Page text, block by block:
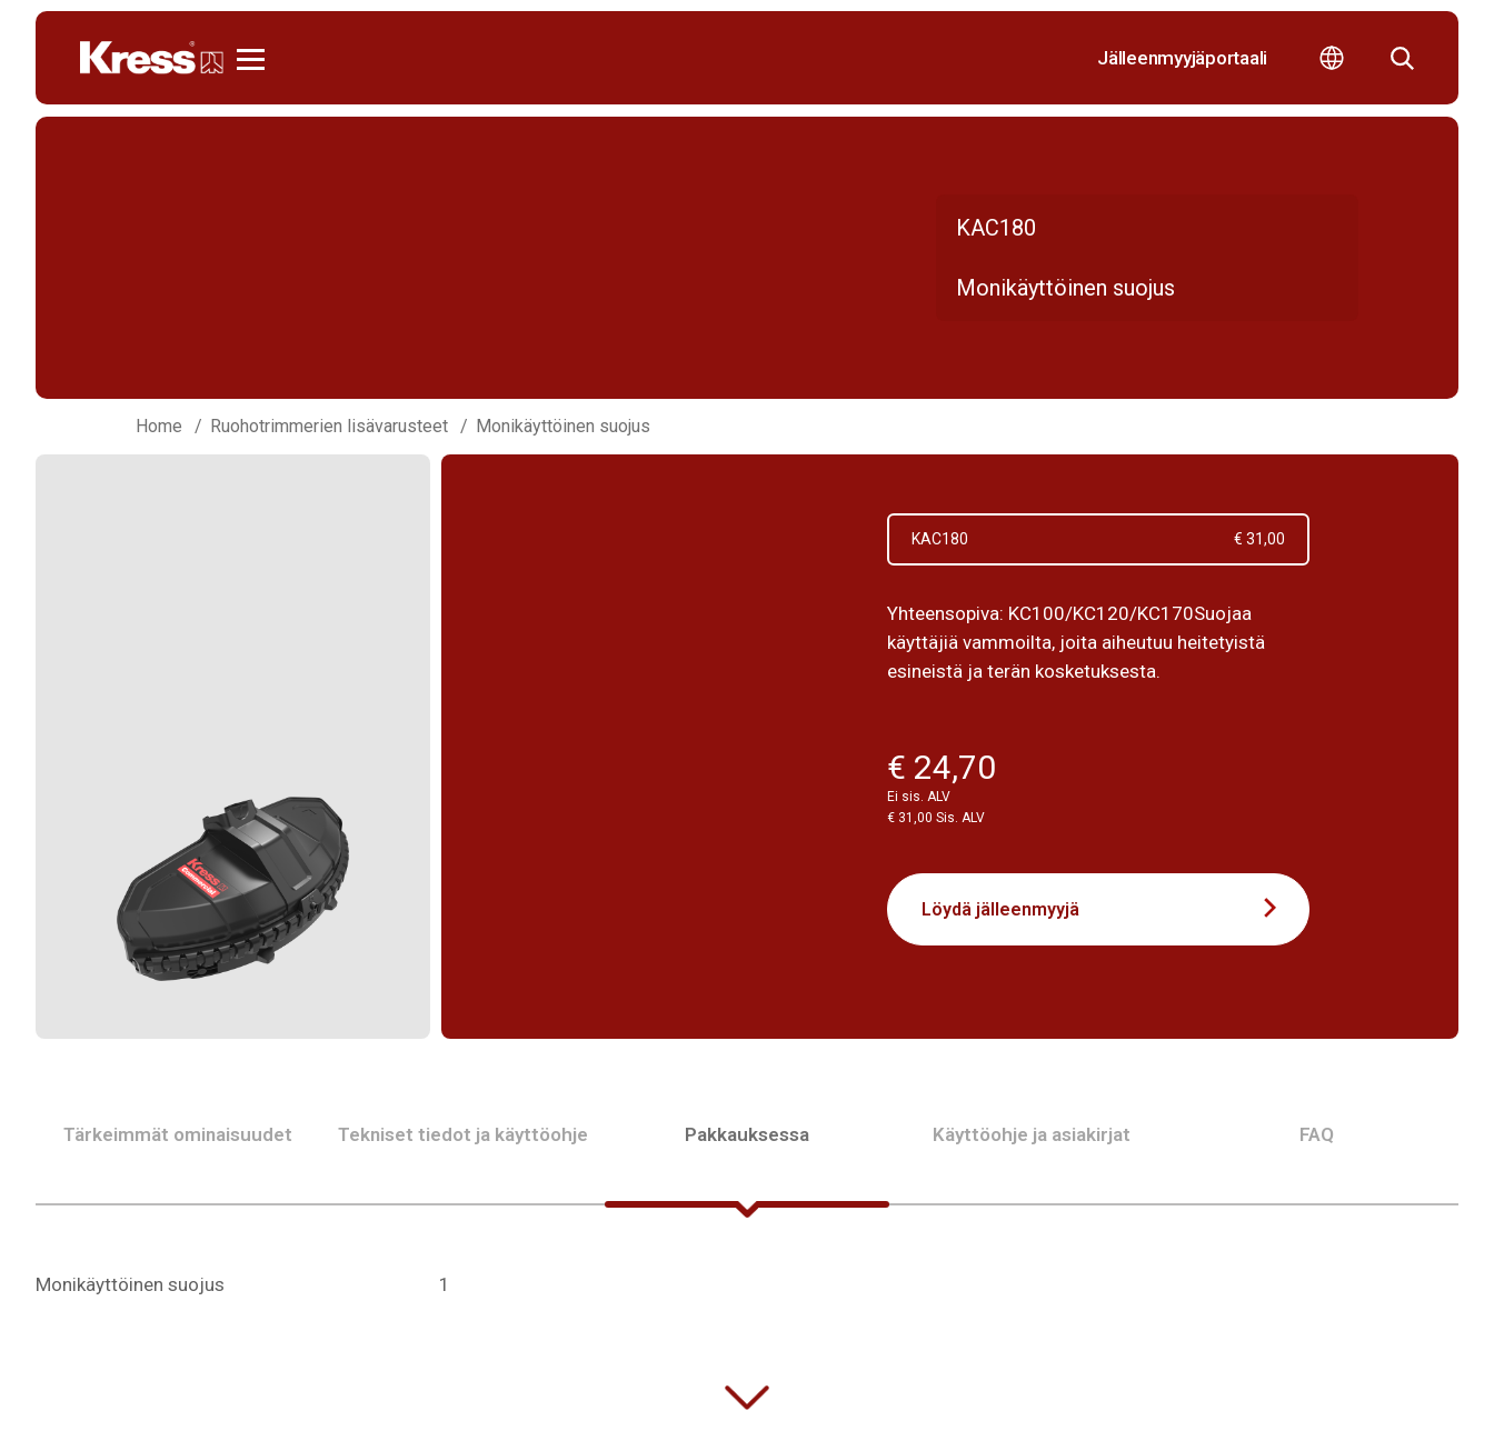
Jälleenmyyjäportaali
KAC180
Monikäyttöinen suojus
Home Ruohotrimmerien lisävarusteet Monikäyttöinen suojus
KAC180 € 31,00
Yhteensopiva: KC100/KC120/KC170Suojaa
käyttäjiä vammoilta, joita aiheutuu heitetyistä
esineistä ja terän kosketuksesta.
€ 24,70
Ei sis. ALV
€ 31,00 Sis. ALV
Löydä jälleenmyyjä
Tärkeimmät ominaisuudet Tekniset tiedot ja käyttöohje Pakkauksessa Käyttöohje ja asiakirjat FAQ
Monikäyttöinen suojus 1